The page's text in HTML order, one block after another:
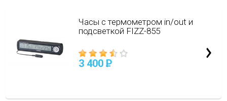
Часы с термометром in/out и
подсветкой FIZZ-855
3 400 P